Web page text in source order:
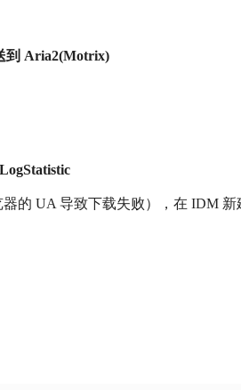
到 Aria2(Motrix)
LogStatistic
的 UA 导致下载失败），在 IDM 新